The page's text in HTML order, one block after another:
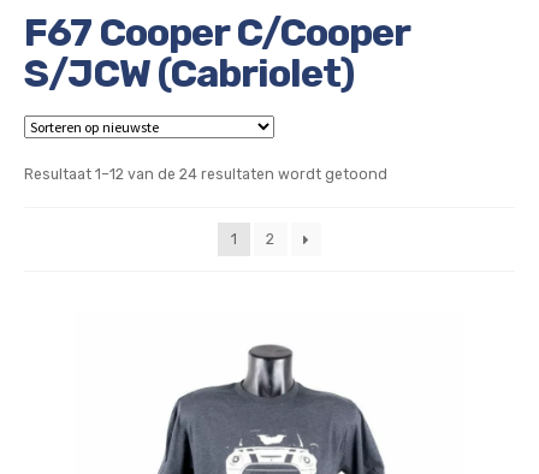
F67 Cooper C/Cooper
S/JCW (Cabriolet)
Resultaat 1–12 van de 24 resultaten wordt getoondGesorteerd
1
2